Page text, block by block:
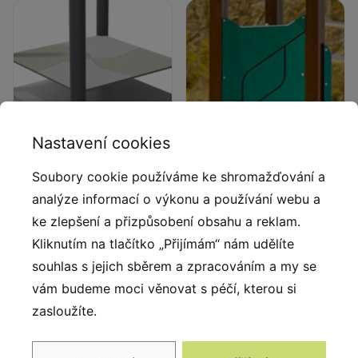
Plošiny
Plošiny ze zinkovaného
plechu ošetřeny práškovým
lakováním a 6 mm silnými
protiskluzovými deskami
HPL, které jsou odolné proti
vlhkosti a UV záření.
Recyklované desky
Vícevrstvé desky z
vytěženého a
recyklovaného mořského
odpadu, jako jsou rybářské
sítě, lana a vlečné sítě.
Nastavení cookies
Soubory cookie používáme ke shromažďování a
analýze informací o výkonu a používání webu a
ke zlepšení a přizpůsobení obsahu a reklam.
Kliknutím na tlačítko „Přijímám“ nám udělíte
souhlas s jejich sběrem a zpracováním a my se
vám budeme moci věnovat s péčí, kterou si
zasloužíte.